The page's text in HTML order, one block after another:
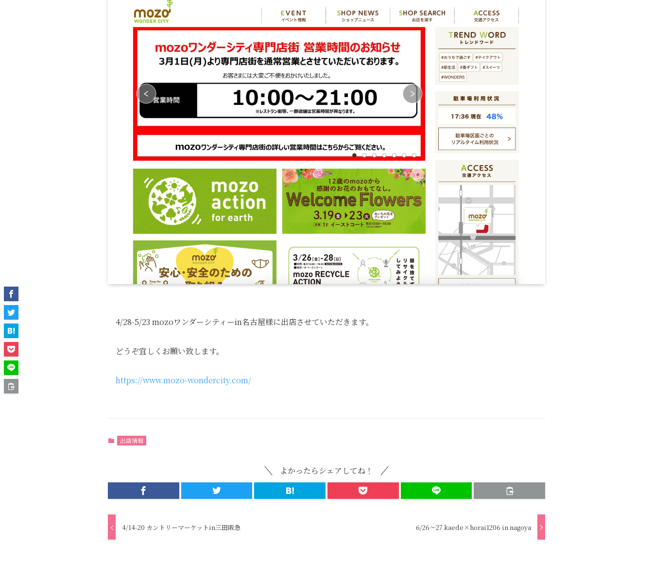
4/28-5/23 mozoワンダーシティーin名古屋様に出店させていただきます。
どうぞ宜しくお願い致します。
https://www.mozo-wondercity.com/
出店情報
よかったらシェアしてね！
4/14-20 カントリーマーケットin三田阪急 6/26～27 kaede×horai1206 in nagoya